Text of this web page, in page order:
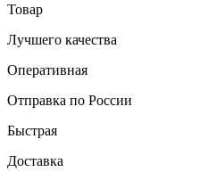
Товар
Лучшего качества
Оперативная
Отправка по России
Быстрая
Доставка